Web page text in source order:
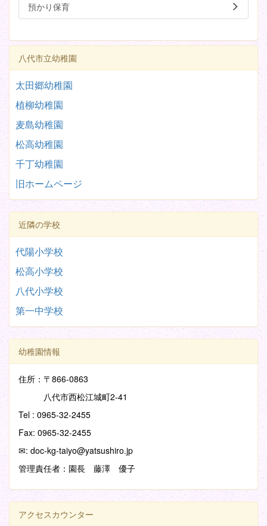
預かり保育
八代市立幼稚園
太田郷幼稚園
植柳幼稚園
麦島幼稚園
松高幼稚園
千丁幼稚園
旧ホームページ
近隣の学校
代陽小学校
松高小学校
八代小学校
第一中学校
幼稚園情報
住所：〒866-0863
八代市西松江城町2-41
Tel : 0965-32-2455
Fax: 0965-32-2455
✉: doc-kg-taiyo@yatsushiro.jp
管理責任者：園長 藤澤 優子
アクセスカウンター